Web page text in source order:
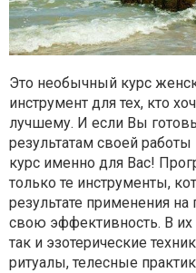
Это необычный курс
инструмент для тех, кто
лучшему. И если Вы
результатам своей работы
курс именно для Вас!
только те инструменты,
результате применения
свою эффективность. В их
так и эзотерические
ритуалы, телесные